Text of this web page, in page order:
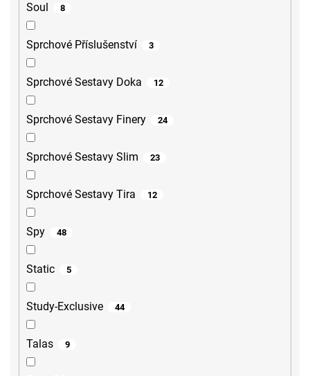
Soul 8
Sprchové Příslušenství 3
Sprchové Sestavy Doka 12
Sprchové Sestavy Finery 24
Sprchové Sestavy Slim 23
Sprchové Sestavy Tira 12
Spy 48
Static 5
Study-Exclusive 44
Talas 9